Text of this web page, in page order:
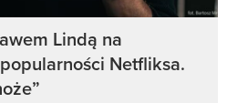
Lindą na
Netfliksa.